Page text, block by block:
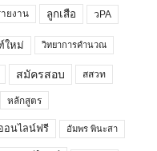
ายงาน ลูกเสือ วPA
ใหม่ วิทยาการคำนวณ
สมัครสอบ สสวท
หลักสูตร
อนไลน์ฟรี อัมพร พินะสา